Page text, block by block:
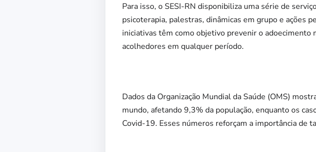
Para isso, o SESI-RN disponibiliza uma série de
psicoterapia, palestras, dinâmicas em grupo e ações
iniciativas têm como objetivo prevenir o
acolhedores em qualquer período.
Dados da Organização Mundial da Saúde (OMS)
mundo, afetando 9,3% da população, enquanto os
Covid-19. Esses números reforçam a importância de